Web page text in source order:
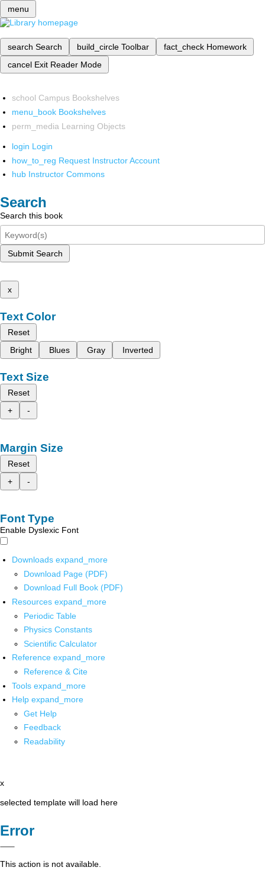
menu
search Search build_circle Toolbar fact_check Homework
cancel Exit Reader Mode
school Campus Bookshelves
menu_book Bookshelves
perm_media Learning Objects
login Login
how_to_reg Request Instructor Account
hub Instructor Commons
Search
Search this book
Submit Search
x
Text Color
Reset
Bright
Blues Gray Inverted
Text Size
Reset
+
-
Margin Size
Reset
+
-
Font Type
Enable Dyslexic Font
Downloads expand_more
Download Page (PDF)
Download Full Book (PDF)
Resources expand_more
Periodic Table
Physics Constants
Scientific Calculator
Reference expand_more
Reference & Cite
Tools expand_more
Help expand_more
Get Help
Feedback
Readability
x
selected template will load here
Error
This action is not available.